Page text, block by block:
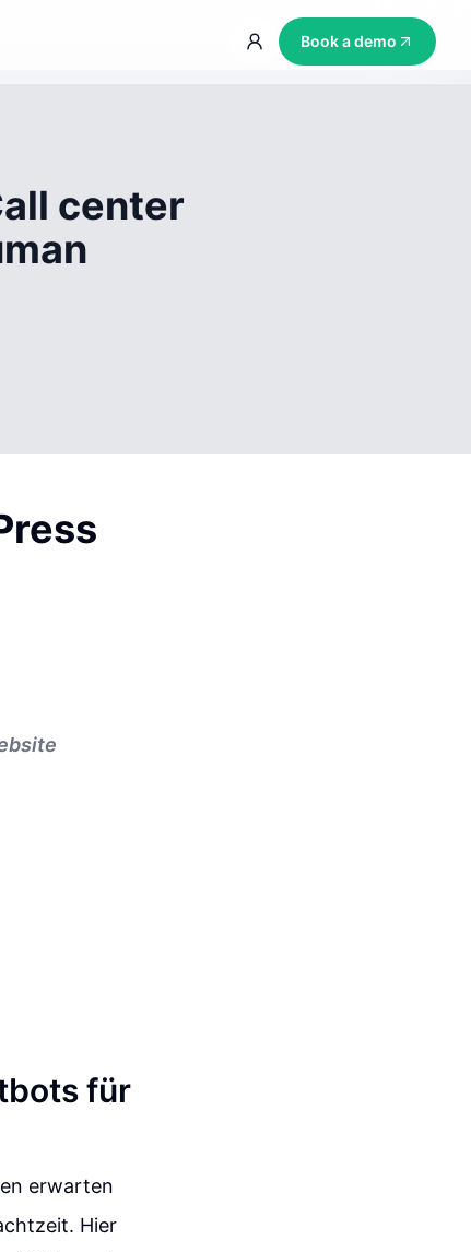
Book a demo
center
für
erwarten
Hier